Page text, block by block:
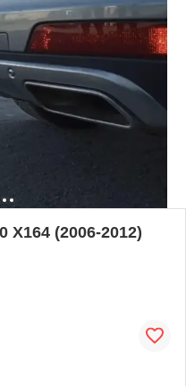
X164 (2006-2012)